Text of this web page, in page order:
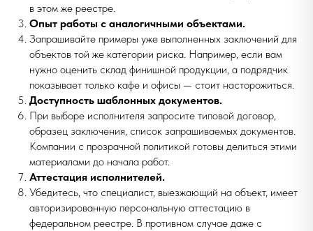
в этом же реестре.
Опыт работы с аналогичными объектами.
Запрашивайте примеры уже выполненных заключений для
объектов той же категории риска. Например, если вам
нужно оценить склад финишной продукции, а подрядчик
показывает только кафе и офисы — стоит насторожиться.
Доступность шаблонных документов.
При выборе исполнителя запросите типовой договор,
образец заключения, список запрашиваемых документов.
Компании с прозрачной политикой готовы делиться этими
материалами до начала работ.
Аттестация исполнителей.
Убедитесь, что специалист, выезжающий на объект, имеет
авторизированную персональную аттестацию в
федеральном реестре. В противном случае даже с